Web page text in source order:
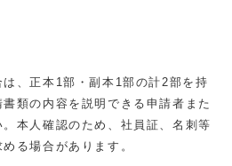
、正本1部・副本1部の計2部を持
類の内容を説明できる申請者また
本人確認のため、社員証、名刺等
る場合があります。